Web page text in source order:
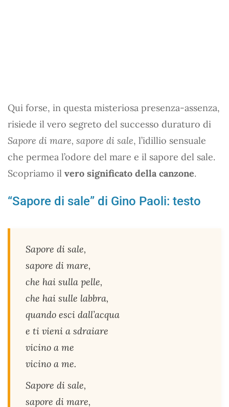
Qui forse, in questa misteriosa presenza-assenza,
risiede il vero segreto del successo duraturo di
Sapore di mare, sapore di sale, l’idillio sensuale
che permea l’odore del mare e il sapore del sale.
Scopriamo il vero significato della canzone.
“Sapore di sale” di Gino Paoli: testo
Sapore di sale,
sapore di mare,
che hai sulla pelle,
che hai sulle labbra,
quando esci dall’acqua
e ti vieni a sdraiare
vicino a me
vicino a me.
Sapore di sale,
sapore di mare,